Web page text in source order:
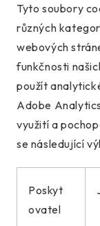
Tyto soubory
různých
webových
funkčnosti
použít
Adobe
využití a
se následující
Poskyt
ovatel